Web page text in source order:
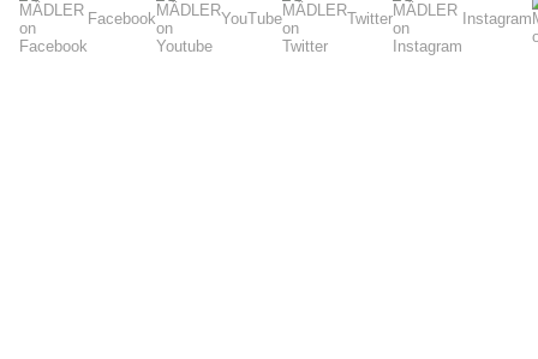
Facebook YouTube Twitter Instagram